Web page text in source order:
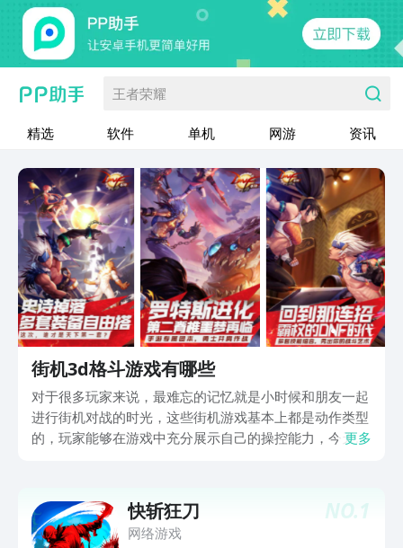
王者荣耀
精选 软件 单机 网游 资讯
街机3d格斗游戏有哪些
对于很多玩家来说，最难忘的记忆就是小时候和朋友一起
进行街机对战的时光，这些街机游戏基本上都是动作类型
的，玩家能够在游戏中充分展示自己的操控能力，今天带
快加入进来吧，每一个游戏都我玩家体验到畅快的战斗乐
趣。
更多
NO.1
快斩狂刀
网络游戏